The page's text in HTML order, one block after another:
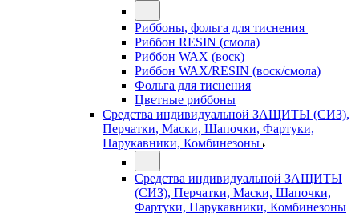
Риббоны, фольга для тиснения
Риббон RESIN (смола)
Риббон WAX (воск)
Риббон WAX/RESIN (воск/смола)
Фольга для тиснения
Цветные риббоны
Средства индивидуальной ЗАЩИТЫ (СИЗ),
Перчатки, Маски, Шапочки, Фартуки,
Нарукавники, Комбинезоны
Средства индивидуальной ЗАЩИТЫ
(СИЗ), Перчатки, Маски, Шапочки,
Фартуки, Нарукавники, Комбинезоны